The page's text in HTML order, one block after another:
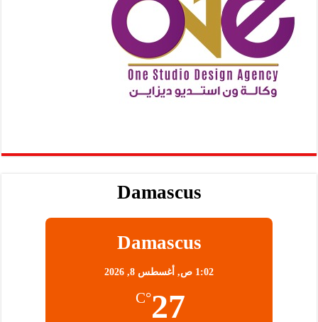
Damascus
Damascus
1:02 ص, أغسطس 8, 2026
27
°C